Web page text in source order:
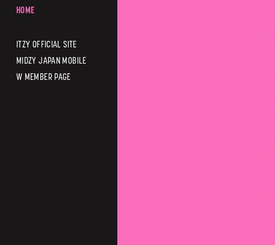
HOME
ITZY OFFICIAL SITE
MIDZY JAPAN MOBILE
W MEMBER PAGE